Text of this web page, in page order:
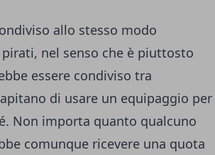
allo stesso modo
nel senso che è piuttosto
essere condiviso tra
di usare un equipaggio per
Non importa quanto qualcuno
comunque ricevere una quota